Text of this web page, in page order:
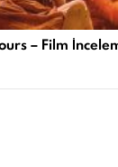
– Film